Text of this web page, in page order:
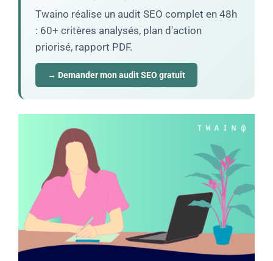
Twaino réalise un audit SEO complet en 48h
: 60+ critères analysés, plan d'action
priorisé, rapport PDF.
→ Demander mon audit SEO gratuit